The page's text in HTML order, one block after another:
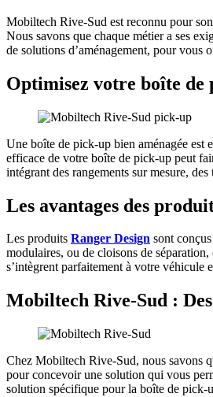
Mobiltech Rive-Sud est reconnu pour son
Nous savons que chaque métier a ses
de solutions d’aménagement, pour vous
Optimisez votre boîte de
Une boîte de pick-up bien aménagée est
efficace de votre boîte de pick-up peut
intégrant des rangements sur mesure,
Les avantages des
Les produits Ranger Design sont
modulaires, ou de cloisons de
s’intègrent parfaitement à votre véhicule
Mobiltech Rive-Sud :
Chez Mobiltech Rive-Sud, nous savons
pour concevoir une solution qui vous
solution spécifique pour la boîte de pick-